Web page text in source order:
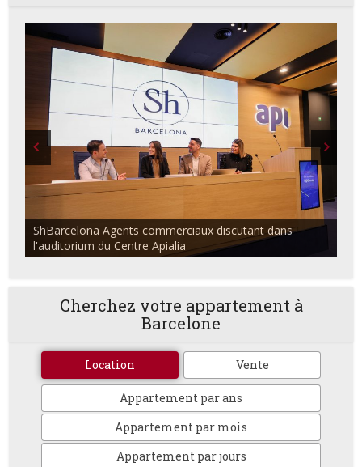
ShBarcelona Agents commerciaux discutant dans
l'auditorium du Centre Apialia
Cherchez votre appartement à
Barcelone
Location Vente
Appartement par ans
Appartement par mois
Appartement par jours